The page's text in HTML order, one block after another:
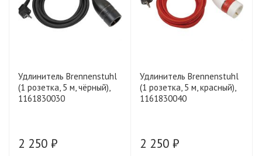
Удлинитель Brennenstuhl
(1 розетка, 5 м, чёрный),
1161830030
2 250 ₽
Удлинитель Brennenstuhl
(1 розетка, 5 м, красный),
1161830040
2 250 ₽